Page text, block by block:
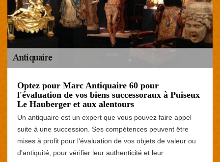
Optez pour Marc Antiquaire 60 pour
l'évaluation de vos biens successoraux à Puiseux
Le Hauberger et aux alentours
Un antiquaire est un expert que vous pouvez faire appel
suite à une succession. Ses compétences peuvent être
mises à profit pour l'évaluation de vos objets de valeur ou
d'antiquité, pour vérifier leur authenticité et leur